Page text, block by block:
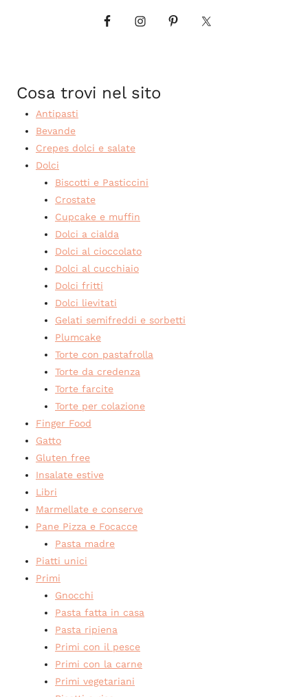
Cosa trovi nel sito
Antipasti
Bevande
Crepes dolci e salate
Dolci
Biscotti e Pasticcini
Crostate
Cupcake e muffin
Dolci a cialda
Dolci al cioccolato
Dolci al cucchiaio
Dolci fritti
Dolci lievitati
Gelati semifreddi e sorbetti
Plumcake
Torte con pastafrolla
Torte da credenza
Torte farcite
Torte per colazione
Finger Food
Gatto
Gluten free
Insalate estive
Libri
Marmellate e conserve
Pane Pizza e Focacce
Pasta madre
Piatti unici
Primi
Gnocchi
Pasta fatta in casa
Pasta ripiena
Primi con il pesce
Primi con la carne
Primi vegetariani